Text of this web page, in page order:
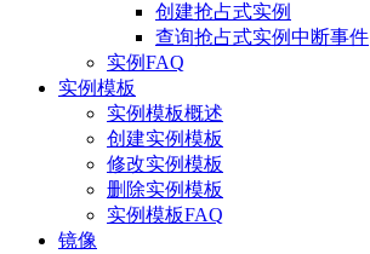
创建抢占式实例
查询抢占式实例中断事件
实例FAQ
实例模板
实例模板概述
创建实例模板
修改实例模板
删除实例模板
实例模板FAQ
镜像